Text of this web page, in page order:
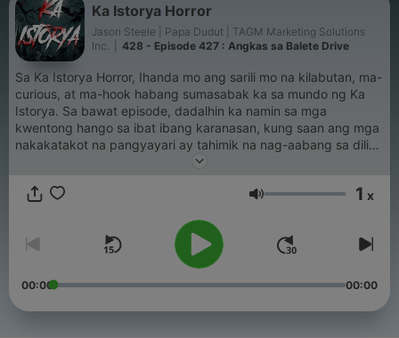
Ka Istorya Horror
Jason Steele | Papa Dudut | TAGM Marketing Solutions
Inc.
428 - Episode 427 : Angkas sa Balete Drive
Sa Ka Istorya Horror, Ihanda mo ang sarili mo na kilabutan, ma-
curious, at ma-hook habang sumasabak ka sa mundo ng Ka
Istorya. Sa bawat episode, dadalhin ka namin sa mga
kwentong hango sa ibat ibang karanasan, kung saan ang mga
nakakatakot na pangyayari ay tahimik na nag-aabang sa dilim.
Narrated by Jason Steele and produced by Papa Dudut. For
opportunities with our podcast, please contact our marketing
Volume 1 x
00:00 00:00